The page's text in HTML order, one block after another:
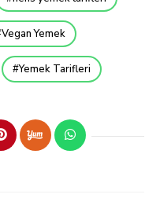
Vegan Yemek
Yemek Tarifleri